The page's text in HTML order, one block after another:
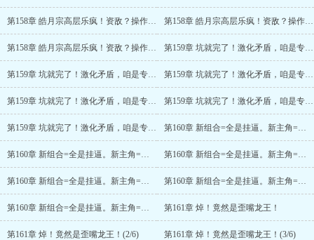
第158章 皓月宗高层乐疯！资敌？操作开始！(4/6) 第158章 皓月宗高层乐疯！资敌？操作开始！(5/6)
第158章 皓月宗高层乐疯！资敌？操作开始！(6/6) 第159章 坑就完了！激化矛盾，咱是专业的~
第159章 坑就完了！激化矛盾，咱是专业的~(2/6) 第159章 坑就完了！激化矛盾，咱是专业的~(3/6)
第159章 坑就完了！激化矛盾，咱是专业的~(4/6) 第159章 坑就完了！激化矛盾，咱是专业的~(5/6)
第159章 坑就完了！激化矛盾，咱是专业的~(6/6) 第160章 新组合=全是挂逼。新主角=龙王？
第160章 新组合=全是挂逼。新主角=龙王？(2/6) 第160章 新组合=全是挂逼。新主角=龙王？(3/6)
第160章 新组合=全是挂逼。新主角=龙王？(4/6) 第160章 新组合=全是挂逼。新主角=龙王？(5/6)
第160章 新组合=全是挂逼。新主角=龙王？(6/6) 第161章 焯！竟然是歪嘴龙王！
第161章 焯！竟然是歪嘴龙王！(2/6) 第161章 焯！竟然是歪嘴龙王！(3/6)